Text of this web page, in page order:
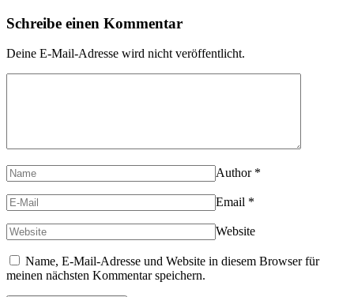
Schreibe einen Kommentar
Deine E-Mail-Adresse wird nicht veröffentlicht.
Author *
Email *
Website
Name, E-Mail-Adresse und Website in diesem Browser für
meinen nächsten Kommentar speichern.